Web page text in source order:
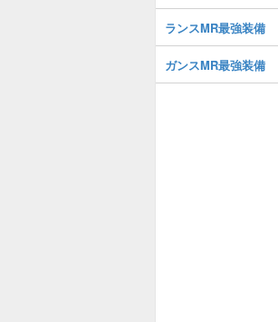
ランスMR最強装備
ガンスMR最強装備